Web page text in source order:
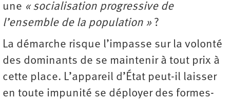
une « socialisation progressive de
l’ensemble de la population » ?
La démarche risque l’impasse sur la volonté
des dominants de se maintenir à tout prix à
cette place. L’appareil d’État peut-il laisser
en toute impunité se déployer des formes-